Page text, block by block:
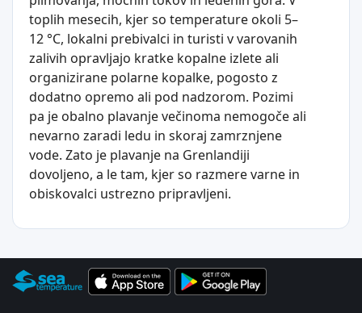
toplih mesecih, kjer so temperature okoli 5–
12 °C, lokalni prebivalci in turisti v varovanih
zalivih opravljajo kratke kopalne izlete ali
organizirane polarne kopalke, pogosto z
dodatno opremo ali pod nadzorom. Pozimi
pa je obalno plavanje večinoma nemogoče ali
nevarno zaradi ledu in skoraj zamrznjene
vode. Zato je plavanje na Grenlandiji
dovoljeno, a le tam, kjer so razmere varne in
obiskovalci ustrezno pripravljeni.